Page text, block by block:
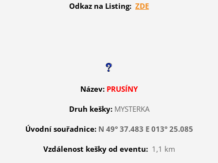
Odkaz na Listing: ZDE
Název: PRUSÍNY
Druh kešky: MYSTERKA
Úvodní souřadnice:N 49° 37.483 E 013° 25.085
Vzdálenost kešky od eventu: 1,1 km